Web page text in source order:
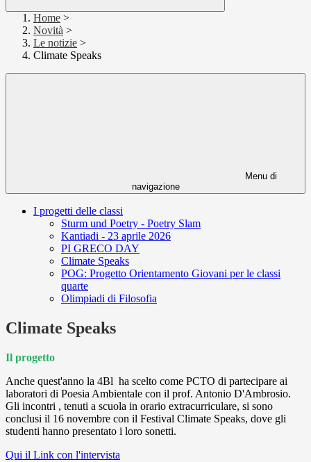
Home >
Novità >
Le notizie >
Climate Speaks
Menu di
navigazione
I progetti delle classi
Sturm und Poetry - Poetry Slam
Kantiadi - 23 aprile 2026
PI GRECO DAY
Climate Speaks
POG: Progetto Orientamento Giovani per le classi
quarte
Olimpiadi di Filosofia
Climate Speaks
Il progetto
Anche quest'anno la 4Bl ha scelto come PCTO di partecipare ai
laboratori di Poesia Ambientale con il prof. Antonio D'Ambrosio.
Gli incontri , tenuti a scuola in orario extracurriculare, si sono
conclusi il 16 novembre con il Festival Climate Speaks, dove gli
studenti hanno presentato i loro sonetti.
Qui il Link con l'intervista